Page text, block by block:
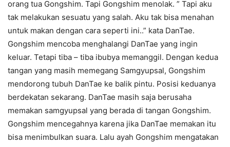
orang tua Gongshim. Tapi Gongshim menolak. ” Tapi aku
tak melakukan sesuatu yang salah. Aku tak bisa menahan
untuk makan dengan cara seperti ini..” kata DanTae.
Gongshim mencoba menghalangi DanTae yang ingin
keluar. Tetapi tiba – tiba ibubya memanggil. Dengan kedua
tangan yang masih memegang Samgyupsal, Gongshim
mendorong tubuh DanTae ke balik pintu. Posisi keduanya
berdekatan sekarang. DanTae masih saja berusaha
memakan samgyupsal yang berada di tangan Gongshim.
Gongshim mencegahnya karena jika DanTae memakan itu
bisa menimbulkan suara. Lalu ayah Gongshim mengatakan